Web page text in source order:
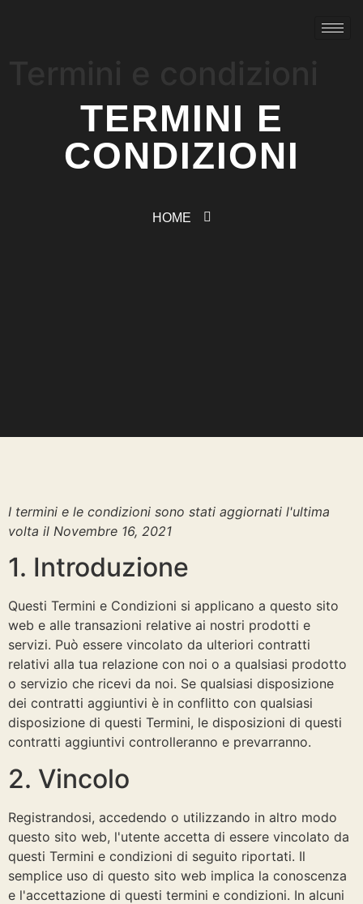
TERMINI E
CONDIZIONI
HOME
I termini e le condizioni sono stati aggiornati l'ultima
volta il Novembre 16, 2021
1. Introduzione
Questi Termini e Condizioni si applicano a questo sito
web e alle transazioni relative ai nostri prodotti e
servizi. Può essere vincolato da ulteriori contratti
relativi alla tua relazione con noi o a qualsiasi prodotto
o servizio che ricevi da noi. Se qualsiasi disposizione
dei contratti aggiuntivi è in conflitto con qualsiasi
disposizione di questi Termini, le disposizioni di questi
contratti aggiuntivi controlleranno e prevarranno.
2. Vincolo
Registrandosi, accedendo o utilizzando in altro modo
questo sito web, l'utente accetta di essere vincolato da
questi Termini e condizioni di seguito riportati. Il
semplice uso di questo sito web implica la conoscenza
e l'accettazione di questi termini e condizioni. In alcuni